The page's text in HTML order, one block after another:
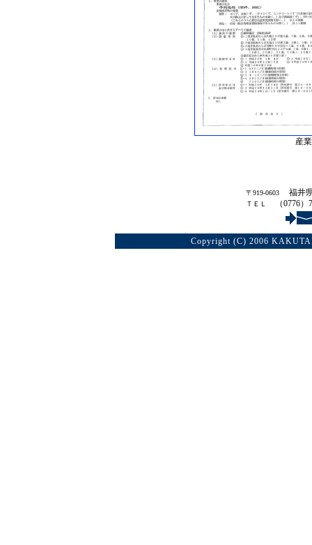
産
〒919-0603 福井
ＴＥＬ （0776
Copyright (C) 2006